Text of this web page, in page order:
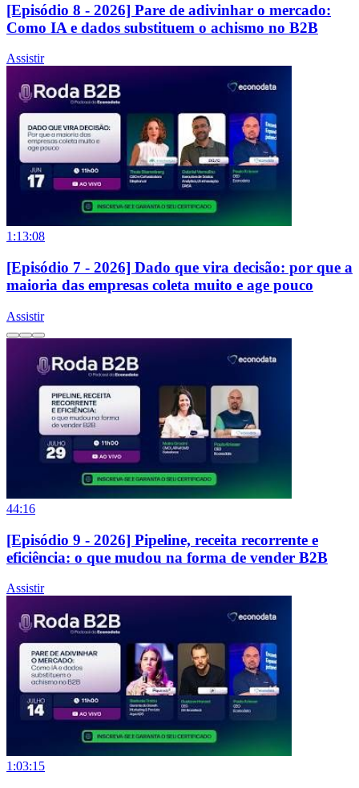
[Episódio 8 - 2026] Pare de adivinhar o mercado:
Como IA e dados substituem o achismo no B2B
Assistir
1:13:08
[Episódio 7 - 2026] Dado que vira decisão: por que a
maioria das empresas coleta muito e age pouco
Assistir
44:16
[Episódio 9 - 2026] Pipeline, receita recorrente e
eficiência: o que mudou na forma de vender B2B
Assistir
1:03:15